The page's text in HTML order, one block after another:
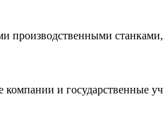
производственными
и государственные